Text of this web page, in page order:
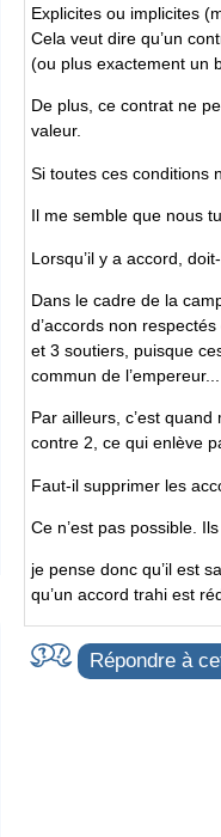
Explicites ou implicites
Cela veut dire qu’un
(ou plus exactement un
De plus, ce contrat ne
valeur.
Si toutes ces conditions
Il me semble que nous
Lorsqu’il y a accord,
Dans le cadre de la
d’accords non
et 3 soutiers, puisque
commun de l’empereur...
Par ailleurs, c’est
contre 2, ce qui enlève
Faut-il supprimer les
Ce n’est pas possible.
je pense donc qu’il est
qu’un accord trahi est
Répondre à